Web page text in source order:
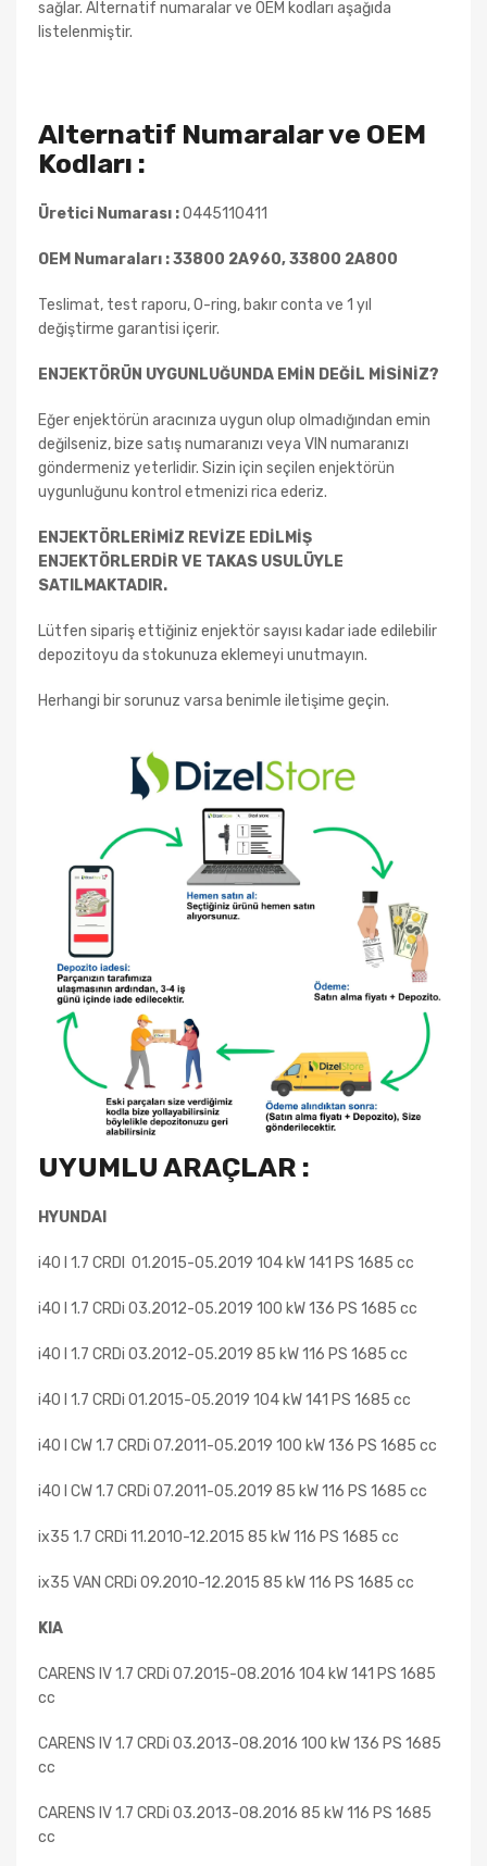
sağlar. Alternatif numaralar ve OEM kodları aşağıda
listelenmiştir.
Alternatif Numaralar ve OEM
Kodları :
Üretici Numarası :0445110411
OEM Numaraları :33800 2A960, 33800 2A800
Teslimat, test raporu, O-ring, bakır conta ve 1 yıl
değiştirme garantisi içerir.
ENJEKTÖRÜN UYGUNLUĞUNDA EMİN DEĞİL MİSİNİZ?
Eğer enjektörün aracınıza uygun olup olmadığından emin
değilseniz, bize satış numaranızı veya VIN numaranızı
göndermeniz yeterlidir. Sizin için seçilen enjektörün
uygunluğunu kontrol etmenizi rica ederiz.
ENJEKTÖRLERİMİZ REVİZE EDİLMİŞ
ENJEKTÖRLERDİR VE TAKAS USULÜYLE
SATILMAKTADIR.
Lütfen sipariş ettiğiniz enjektör sayısı kadar iade edilebilir
depozitoyu da stokunuza eklemeyi unutmayın.
Herhangi bir sorunuz varsa benimle iletişime geçin.
UYUMLU ARAÇLAR :
HYUNDAI
i40 I 1.7 CRDI 01.2015-05.2019 104 kW 141 PS 1685 cc
i40 I 1.7 CRDi 03.2012-05.2019 100 kW 136 PS 1685 cc
i40 I 1.7 CRDi 03.2012-05.2019 85 kW 116 PS 1685 cc
i40 I 1.7 CRDi 01.2015-05.2019 104 kW 141 PS 1685 cc
i40 I CW 1.7 CRDi 07.2011-05.2019 100 kW 136 PS 1685 cc
i40 I CW 1.7 CRDi 07.2011-05.2019 85 kW 116 PS 1685 cc
ix35 1.7 CRDi 11.2010-12.2015 85 kW 116 PS 1685 cc
ix35 VAN CRDi 09.2010-12.2015 85 kW 116 PS 1685 cc
KIA
CARENS IV 1.7 CRDi 07.2015-08.2016 104 kW 141 PS 1685
cc
CARENS IV 1.7 CRDi 03.2013-08.2016 100 kW 136 PS 1685
cc
CARENS IV 1.7 CRDi 03.2013-08.2016 85 kW 116 PS 1685
cc